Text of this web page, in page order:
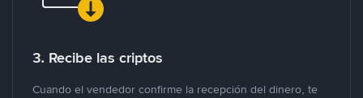
3. Recibe las criptos
Cuando el vendedor confirme la recepción del dinero, te